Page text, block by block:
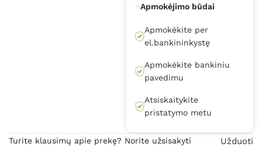
Apmokėjimo būdai
Apmokėkite per
el.bankininkystę
Apmokėkite bankiniu
pavedimu
Atsiskaitykite
pristatymo metu
Turite klausimų apie prekę? Norite užsisakyti
Užduoti